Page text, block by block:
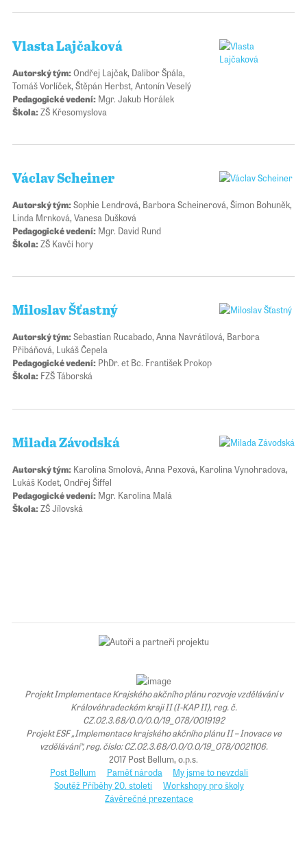
Vlasta Lajčaková
Autorský tým:Ondřej Lajčak, Dalibor Špála,
Tomáš Vorlíček, Štěpán Herbst, Antonín Veselý
Pedagogické vedení: Mgr. Jakub Horálek
Škola:ZŠ Křesomyslova
Václav Scheiner
Autorský tým:Sophie Lendrová, Barbora Scheinerová, Šimon Bohuněk,
Linda Mrnková, Vanesa Dušková
Pedagogické vedení: Mgr. David Rund
Škola:ZŠ Kavčí hory
Miloslav Šťastný
Autorský tým:Sebastian Rucabado, Anna Navrátilová, Barbora
Přibáňová, Lukáš Čepela
Pedagogické vedení: PhDr. et Bc. František Prokop
Škola: FZŠ Táborská
Milada Závodská
Autorský tým: Karolína Smolová, Anna Pexová, Karolina Vynohradova,
Lukáš Kodet, Ondřej Šiffel
Pedagogické vedení: Mgr. Karolína Malá
Škola:ZŠ Jílovská
Projekt Implementace Krajského akčního plánu rozvoje vzdělávání v
Královéhradeckém kraji II (I-KAP II), reg. č.
CZ.02.3.68/0.0/0.0/19_078/0019192
Projekt ESF „Implementace krajského akčního plánu II – Inovace ve
vzdělávání“, reg. číslo: CZ.02.3.68/0.0/0.0/19_078/0021106.
2017 Post Bellum, o.p.s.
Post Bellum
Paměť národa
My jsme to nevzdali
Soutěž Příběhy 20. století
Workshopy pro školy
Závěrečné prezentace